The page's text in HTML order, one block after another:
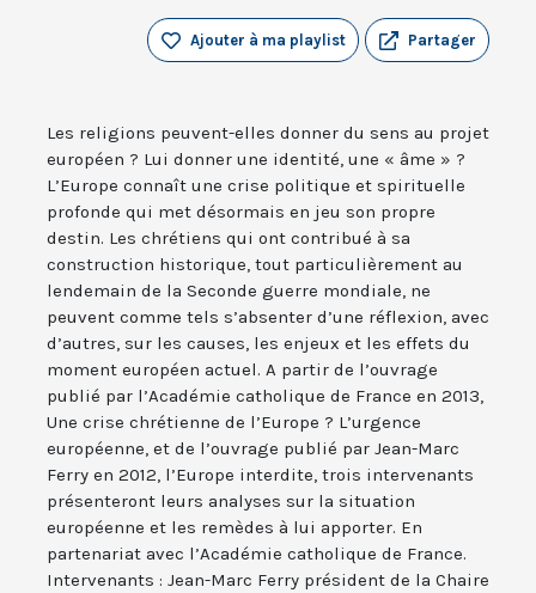
Partager
Ajouter à ma playlist
Les religions peuvent-elles donner du sens au projet
européen ? Lui donner une identité, une « âme » ?
L’Europe connaît une crise politique et spirituelle
profonde qui met désormais en jeu son propre
destin. Les chrétiens qui ont contribué à sa
construction historique, tout particulièrement au
lendemain de la Seconde guerre mondiale, ne
peuvent comme tels s’absenter d’une réflexion, avec
d’autres, sur les causes, les enjeux et les effets du
moment européen actuel. A partir de l’ouvrage
publié par l’Académie catholique de France en 2013,
Une crise chrétienne de l’Europe ? L’urgence
européenne, et de l’ouvrage publié par Jean-Marc
Ferry en 2012, l’Europe interdite, trois intervenants
présenteront leurs analyses sur la situation
européenne et les remèdes à lui apporter. En
partenariat avec l’Académie catholique de France.
Intervenants : Jean-Marc Ferry président de la Chaire